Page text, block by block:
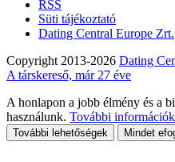
RSS
Süti tájékoztató
Dating Central Europe Zrt.
Copyright 2013-2026 Dating
A társkereső, már 27 éve
A honlapon a jobb élmény és a
használunk. További információk
További lehetőségek Mindet